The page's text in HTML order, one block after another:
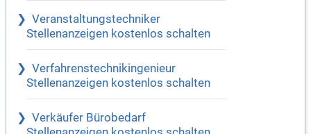
Veranstaltungstechniker
Stellenanzeigen kostenlos schalten
Verfahrenstechnikingenieur
Stellenanzeigen kostenlos schalten
Verkäufer Bürobedarf